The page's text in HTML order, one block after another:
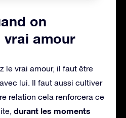
on
amour
le vrai amour, il faut être
lui. Il faut aussi cultiver
relation cela renforcera ce
durant les moments